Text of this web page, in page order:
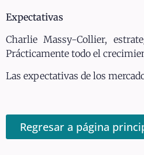
Expectativas
Charlie Massy-Collier,
Prácticamente todo el
Las expectativas de los
Regresar a página